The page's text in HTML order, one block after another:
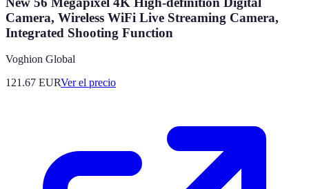
Camera, Wireless WiFi Live Streaming Camera,
Integrated Shooting Function
Voghion Global
121.67 EURVer el precio